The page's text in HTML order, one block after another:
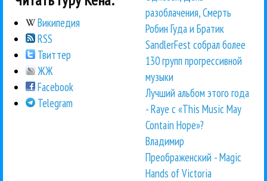
Википедия
RSS
Твиттер
ЖЖ
Facebook
Telegram
разоблачения, Смерть
Робин Гуда и Братик
SandlerFest собрал более
130 групп прогрессивной
музыки
Лучший альбом этого года
- Raye с «This Music May
Contain Hope»?
Владимир
Преображенский - Magic
Hands of Victoria